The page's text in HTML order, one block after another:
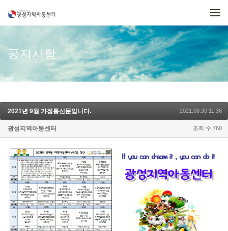
공지사항
2021년 9월 가정통신문입니다. 2021.08.30 11:36
광성지역아동센터 조회 수:760